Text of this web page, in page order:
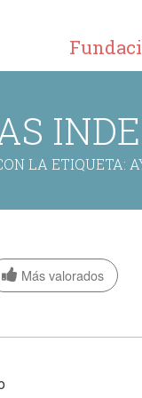
LA ETIQUETA:
Más valorados